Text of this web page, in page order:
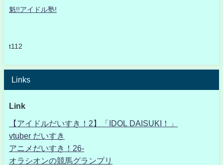
魁!!アイドル塾!
t112
Links
Link
【アイドルだいすき！2】「IDOL DAISUKI！」
vtuber だいすき
アニメだいすき！26-
オラシオンの競馬グランプリ